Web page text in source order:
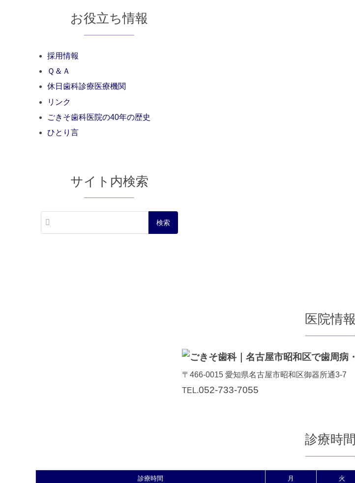
お役立ち情報
採用情報
Ｑ＆Ａ
休日歯科診療医療機関
リンク
ごきそ歯科医院の40年の歴史
ひとり言
サイト内検索
医院情報
〒466-0015 愛知県名古屋市昭和区御器所通3-7
TEL.052-733-7055
診療時間
診療時間 月 火